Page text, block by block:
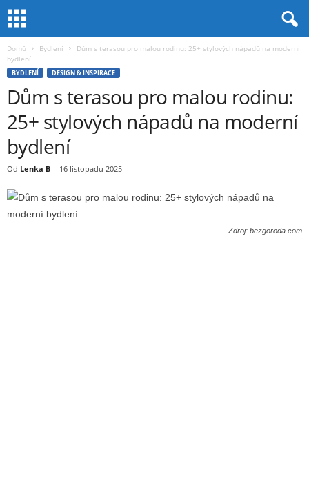
Domů Bydlení
Dům s terasou pro malou rodinu: 25+ stylových nápadů na moderní
bydlení
BYDLENÍ DESIGN & INSPIRACE
Dům s terasou pro malou rodinu:
25+ stylových nápadů na moderní
bydlení
Od Lenka B - 16 listopadu 2025
Zdroj: bezgoroda.com